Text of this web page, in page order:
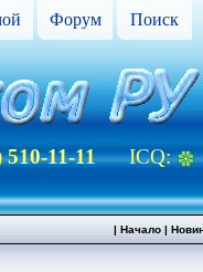
Форум Поиск
510-11-11ICQ:
| Начало|